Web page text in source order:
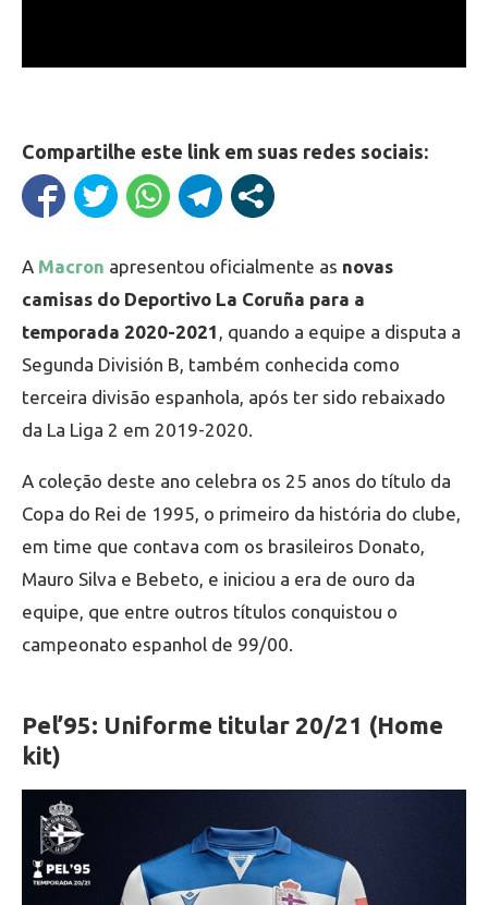
Compartilhe este link em suas redes sociais:
A Macron apresentou oficialmente as novas
camisas do Deportivo La Coruña para a
temporada 2020-2021 , quando a equipe a disputa a
Segunda División B, também conhecida como
terceira divisão espanhola, após ter sido rebaixado
da La Liga 2 em 2019-2020.
A coleção deste ano celebra os 25 anos do título da
Copa do Rei de 1995, o primeiro da história do clube,
em time que contava com os brasileiros Donato,
Mauro Silva e Bebeto, e iniciou a era de ouro da
equipe, que entre outros títulos conquistou o
campeonato espanhol de 99/00.
Pel’95: Uniforme titular 20/21 (Home
kit)